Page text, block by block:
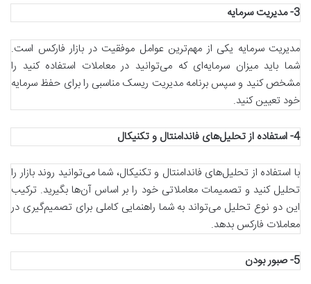
3- مدیریت سرمایه
مدیریت سرمایه یکی از مهم‌ترین عوامل موفقیت در بازار فارکس است.
شما باید میزان سرمایه‌ای که می‌توانید در معاملات استفاده کنید را
مشخص کنید و سپس برنامه مدیریت ریسک مناسبی را برای حفظ سرمایه
خود تعیین کنید.
4- استفاده از تحلیل‌های فاندامنتال و تکنیکال
با استفاده از تحلیل‌های فاندامنتال و تکنیکال، شما می‌توانید روند بازار را
تحلیل کنید و تصمیمات معاملاتی خود را بر اساس آن‌ها بگیرید. ترکیب
این دو نوع تحلیل می‌تواند به شما راهنمایی کاملی برای تصمیم‌گیری در
معاملات فارکس بدهد.
5- صبور بودن